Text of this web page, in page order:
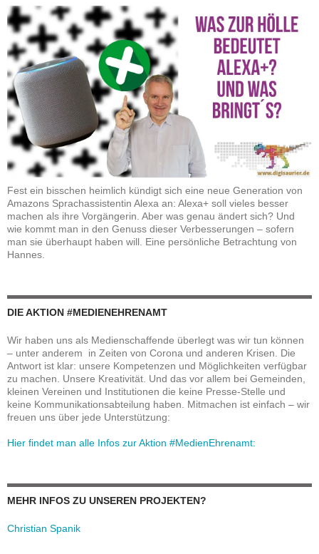
Fest ein bisschen heimlich kündigt sich eine neue Generation von
Amazons Sprachassistentin Alexa an: Alexa+ soll vieles besser
machen als ihre Vorgängerin. Aber was genau ändert sich? Und
wie kommt man in den Genuss dieser Verbesserungen – sofern
man sie überhaupt haben will. Eine persönliche Betrachtung von
Hannes.
DIE AKTION #MEDIENEHRENAMT
Wir haben uns als Medienschaffende überlegt was wir tun können
– unter anderem in Zeiten von Corona und anderen Krisen. Die
Antwort ist klar: unsere Kompetenzen und Möglichkeiten verfügbar
zu machen. Unsere Kreativität. Und das vor allem bei Gemeinden,
kleinen Vereinen und Institutionen die keine Presse-Stelle und
keine Kommunikationsabteilung haben. Mitmachen ist einfach – wir
freuen uns über jede Unterstützung:
Hier findet man alle Infos zur Aktion #MedienEhrenamt:
MEHR INFOS ZU UNSEREN PROJEKTEN?
Christian Spanik